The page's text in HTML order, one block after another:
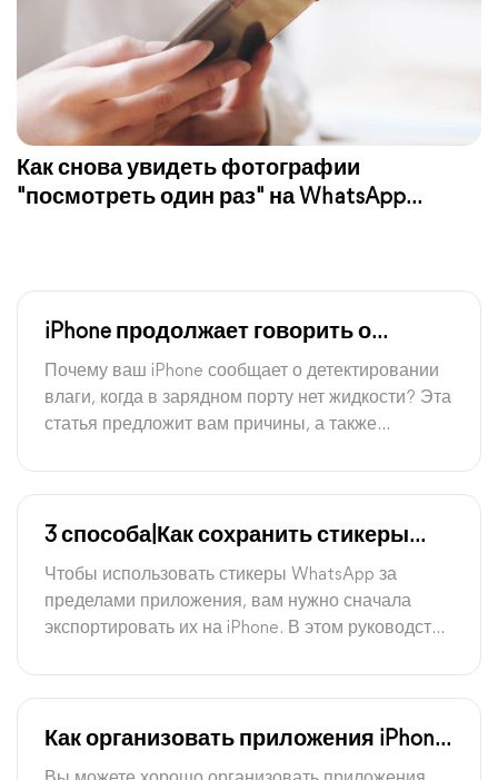
Как снова увидеть фотографии
"посмотреть один раз" на WhatsApp
iPhone продолжает говорить о
детектировании влаги, но она не
влажная? 6 исправлений
Почему ваш iPhone сообщает о детектировании
влаги, когда в зарядном порту нет жидкости? Эта
статья предложит вам причины, а также
3 способа|Как сохранить стикеры
WhatsApp в галерею на iPhone
Чтобы использовать стикеры WhatsApp за
пределами приложения, вам нужно сначала
экспортировать их на iPhone. В этом руководстве
Как организовать приложения iPhone
на компьютере с / без iTunes